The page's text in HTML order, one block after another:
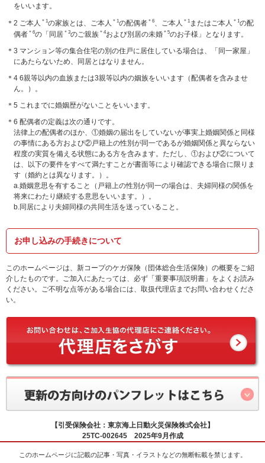
をいいます。
＊2 ご本人 ＊1の家族とは、ご本人 ＊1の配偶者 ＊6 、ご本人 ＊1 またはご本人 ＊1の配
偶者 ＊6の「同居 ＊3のご親族 ＊4および別居の未婚 ＊5のお子様」となります。
＊3 マンション等の集合住宅の別の住戸に居住している場合は、「同一家屋」
にあたらないため、同居とはなりません。
＊4 6親等以内の血族または3親等以内の姻族をいいます（配偶者を含みませ
ん。）。
＊5 これまでに婚姻歴がないことをいいます。
＊6 配偶者の定義は次の通りです。
法律上の配偶者のほか、①婚姻の届出をしていないが事実上婚姻関係と同様
の事情にある方および②戸籍上の性別が同一であるが婚姻関係と異ならない
程度の実質を備える状態にある方を含みます。ただし、①および②について
は、以下の要件をすべて満たすことが書面等により確認できる場合に限りま
す（婚約とは異なります。）。
a.婚姻意思を有すること（戸籍上の性別が同一の場合は、夫婦同様の関係を
将来にわたり継続する意思をいいます。）。
b.同居により夫婦同様の共同生活を送っていること。
お申し込みの手続きについて
このホームページは、新コープのケガ保険（団体総合生活保険）の概要をご紹
介したものです。ご加入にあたっては、必ず「重要事項説明書」をよくお読み
ください。ご不明な点等がある場合には、取扱代理店までお問い合わせくださ
い。
【引受保険会社：東京海上日動火災保険株式会社】
25TC-002645 2025年9月作成
このホームページに記載の記事・写真・イラストなどの無断転載を禁じます。